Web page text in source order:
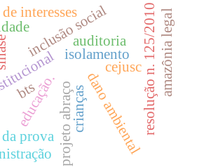
isolamento
inclusão social
educação.projeto abraço
cejusc
interesses resolução n. 125/2010
crianças
amazônia legal
dano ambiental
prova
bts
auditoria